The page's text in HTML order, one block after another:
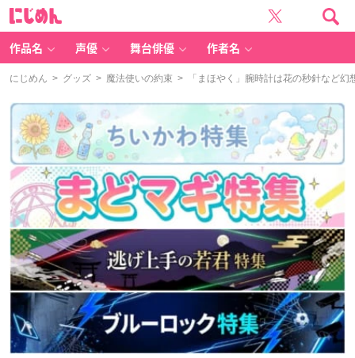
作品名 声優 舞台俳優 作者名
にじめん > グッズ > 魔法使いの約束 > 「まほやく」腕時計は花の秒針など幻